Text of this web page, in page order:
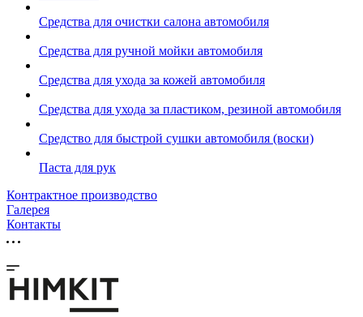
Средства для очистки салона автомобиля
Средства для ручной мойки автомобиля
Средства для ухода за кожей автомобиля
Средства для ухода за пластиком, резиной автомобиля
Средство для быстрой сушки автомобиля (воски)
Паста для рук
Контрактное производство
Галерея
Контакты